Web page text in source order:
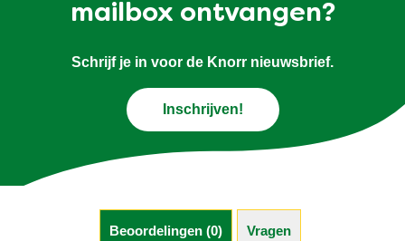
mailbox ontvangen?
Schrijf je in voor de Knorr nieuwsbrief.
Inschrijven!
Beoordelingen (0) Vragen (0)